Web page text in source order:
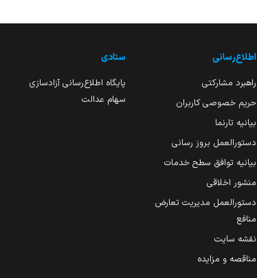
اطلاع‌رسانی
راهبرد مشارکتی
حریم خصوصی کاربران
بیانیه تارنما
دستورالعمل بروز رسانی
بیانیه توافق سطح خدمات
منشور اخلاقی
دستورالعمل مدیریت تعارض
منافع
نقشه سایت
مناقصه و مزایده
ستادی
پایگاه اطلاع‌رسانی آزادسازی
سهام عدالت